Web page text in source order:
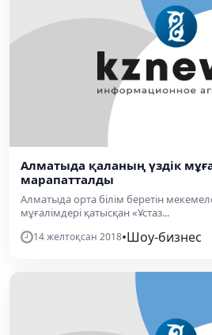
Алматыда қаланың үздік
марапатталды
Алматыда орта білім беретін
мұғалімдері қатысқан «Ұстаз...
14 желтоқсан 2018•Шоу-бизнес